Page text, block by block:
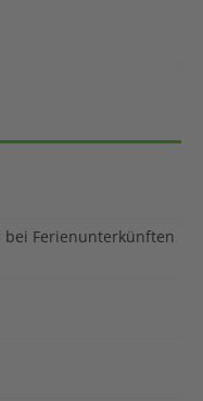
bei Ferienunterkünften